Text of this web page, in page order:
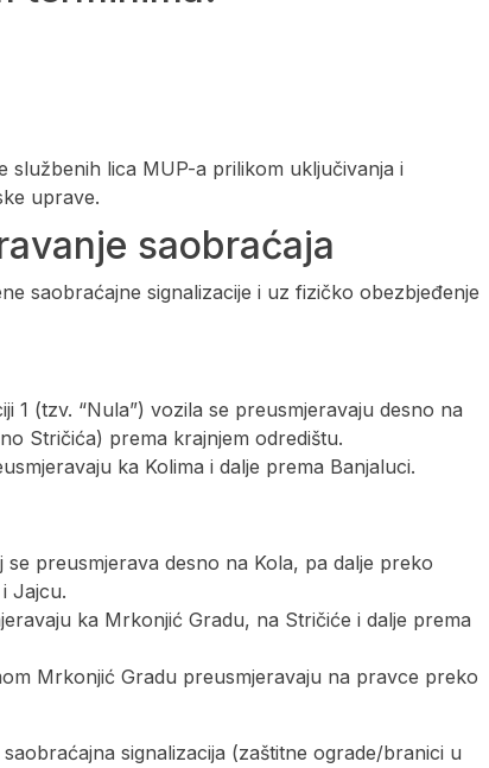
službenih lica MUP-a prilikom uključivanja i
uprave.
saobraćaja
saobraćajne signalizacije i uz fizičko obezbjeđenje
1 (tzv. “Nula”) vozila se preusmjeravaju desno na
Stričića) prema krajnjem odredištu.
ka Kolima i dalje prema Banjaluci.
preusmjerava desno na Kola, pa dalje preko
Jajcu.
ka Mrkonjić Gradu, na Stričiće i dalje prema
Mrkonjić Gradu preusmjeravaju na pravce preko
signalizacija (zaštitne ograde/branici u